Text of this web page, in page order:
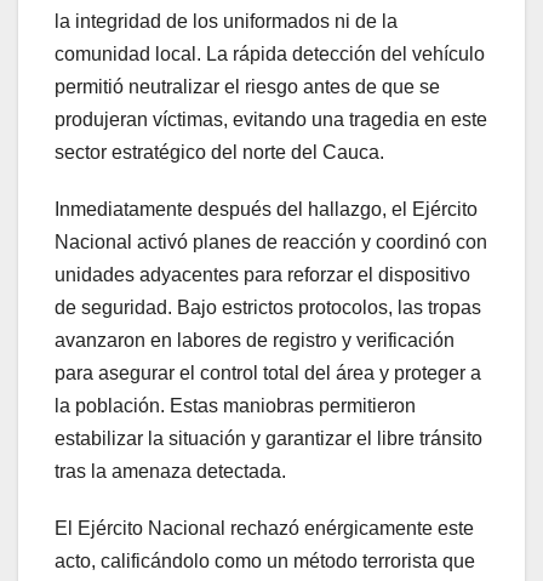
la integridad de los uniformados ni de la
comunidad local. La rápida detección del vehículo
permitió neutralizar el riesgo antes de que se
produjeran víctimas, evitando una tragedia en este
sector estratégico del norte del Cauca.
Inmediatamente después del hallazgo, el Ejército
Nacional activó planes de reacción y coordinó con
unidades adyacentes para reforzar el dispositivo
de seguridad. Bajo estrictos protocolos, las tropas
avanzaron en labores de registro y verificación
para asegurar el control total del área y proteger a
la población. Estas maniobras permitieron
estabilizar la situación y garantizar el libre tránsito
tras la amenaza detectada.
El Ejército Nacional rechazó enérgicamente este
acto, calificándolo como un método terrorista que